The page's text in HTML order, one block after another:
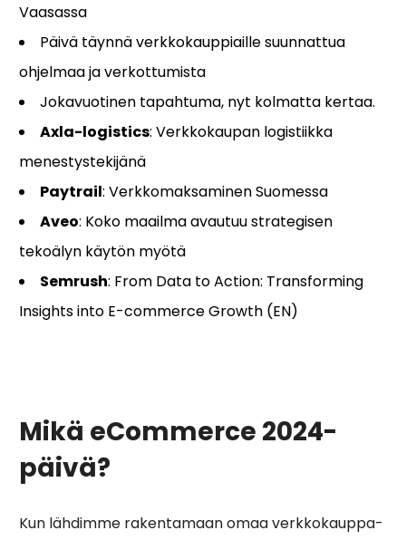
Vaasassa
Päivä täynnä verkkokauppiaille suunnattua
ohjelmaa ja verkottumista
Jokavuotinen tapahtuma, nyt kolmatta kertaa.
Axla-logistics: Verkkokaupan logistiikka
menestystekijänä
Paytrail: Verkkomaksaminen Suomessa
Aveo: Koko maailma avautuu strategisen
tekoälyn käytön myötä
Semrush: From Data to Action: Transforming
Insights into E-commerce Growth (EN)
Mikä eCommerce 2024-
päivä?
Kun lähdimme rakentamaan omaa verkkokauppa-